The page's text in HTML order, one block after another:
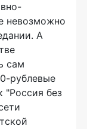
невозможно
А
сам
рублевые
"Россия без